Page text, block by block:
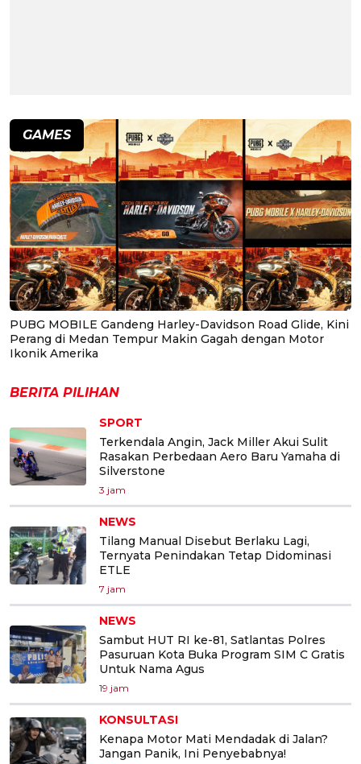
GAMES
PUBG MOBILE Gandeng Harley-Davidson Road Glide, Kini
Perang di Medan Tempur Makin Gagah dengan Motor
Ikonik Amerika
BERITA PILIHAN
SPORT
Terkendala Angin, Jack Miller Akui Sulit
Rasakan Perbedaan Aero Baru Yamaha di
Silverstone
3 jam
NEWS
Tilang Manual Disebut Berlaku Lagi,
Ternyata Penindakan Tetap Didominasi
ETLE
7 jam
NEWS
Sambut HUT RI ke-81, Satlantas Polres
Pasuruan Kota Buka Program SIM C Gratis
Untuk Nama Agus
19 jam
KONSULTASI
Kenapa Motor Mati Mendadak di Jalan?
Jangan Panik, Ini Penyebabnya!